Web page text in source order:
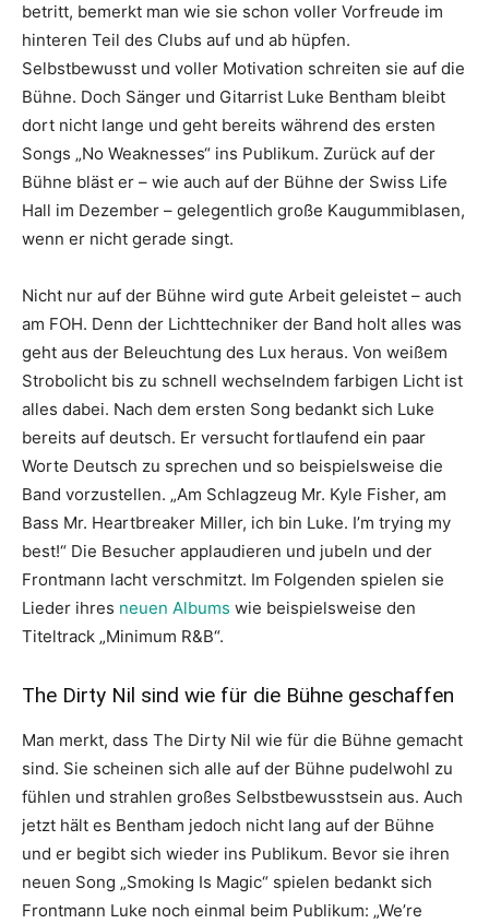
betritt, bemerkt man wie sie schon voller Vorfreude im
hinteren Teil des Clubs auf und ab hüpfen.
Selbstbewusst und voller Motivation schreiten sie auf die
Bühne. Doch Sänger und Gitarrist Luke Bentham bleibt
dort nicht lange und geht bereits während des ersten
Songs „No Weaknesses“ ins Publikum. Zurück auf der
Bühne bläst er – wie auch auf der Bühne der Swiss Life
Hall im Dezember – gelegentlich große Kaugummiblasen,
wenn er nicht gerade singt.
Nicht nur auf der Bühne wird gute Arbeit geleistet – auch
am FOH. Denn der Lichttechniker der Band holt alles was
geht aus der Beleuchtung des Lux heraus. Von weißem
Strobolicht bis zu schnell wechselndem farbigen Licht ist
alles dabei. Nach dem ersten Song bedankt sich Luke
bereits auf deutsch. Er versucht fortlaufend ein paar
Worte Deutsch zu sprechen und so beispielsweise die
Band vorzustellen. „Am Schlagzeug Mr. Kyle Fisher, am
Bass Mr. Heartbreaker Miller, ich bin Luke. I’m trying my
best!“ Die Besucher applaudieren und jubeln und der
Frontmann lacht verschmitzt. Im Folgenden spielen sie
Lieder ihres neuen Albums wie beispielsweise den
Titeltrack „Minimum R&B“.
The Dirty Nil sind wie für die Bühne geschaffen
Man merkt, dass The Dirty Nil wie für die Bühne gemacht
sind. Sie scheinen sich alle auf der Bühne pudelwohl zu
fühlen und strahlen großes Selbstbewusstsein aus. Auch
jetzt hält es Bentham jedoch nicht lang auf der Bühne
und er begibt sich wieder ins Publikum. Bevor sie ihren
neuen Song „Smoking Is Magic“ spielen bedankt sich
Frontmann Luke noch einmal beim Publikum: „We’re